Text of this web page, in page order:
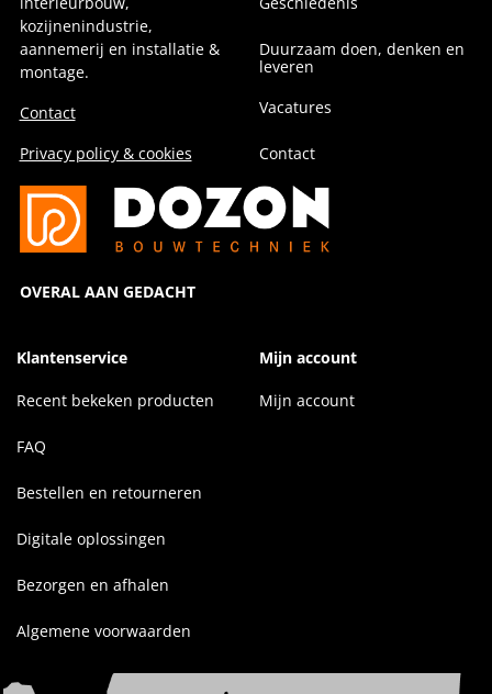
kozijnenindustrie,
aannemerij en installatie &
montage.
Contact
Privacy policy & cookies
OVERAL AAN GEDACHT
Duurzaam doen, denken en
leveren
Vacatures
Contact
Klantenservice
Recent bekeken producten
FAQ
Bestellen en retourneren
Digitale oplossingen
Bezorgen en afhalen
Algemene voorwaarden
Mijn account
Mijn account